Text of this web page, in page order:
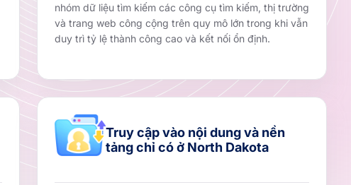
nhóm dữ liệu tìm kiếm các công cụ tìm kiếm, thị trường
và trang web công cộng trên quy mô lớn trong khi vẫn
duy trì tỷ lệ thành công cao và kết nối ổn định.
Truy cập vào nội dung và nền
tảng chỉ có ở North Dakota